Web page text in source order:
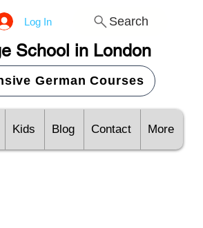
Log In Search
School in London
German Courses
Kids Blog Contact More